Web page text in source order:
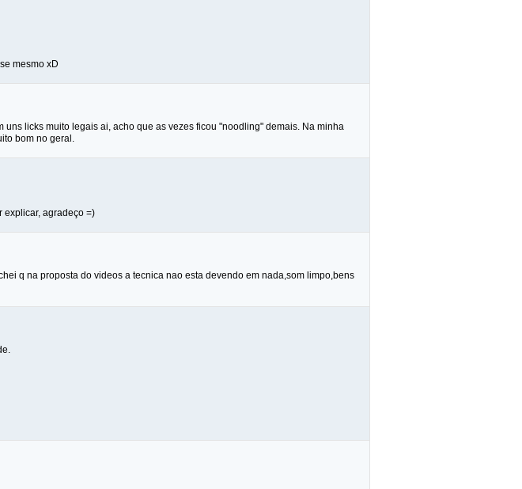
mesmo xD
licks muito legais ai, acho que as vezes ficou "noodling" demais. Na minha
bom no geral.
explicar, agradeço =)
q na proposta do videos a tecnica nao esta devendo em nada,som limpo,bens